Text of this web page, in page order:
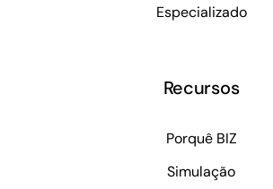
Especializado
Recursos
Porquê BIZ
Simulação